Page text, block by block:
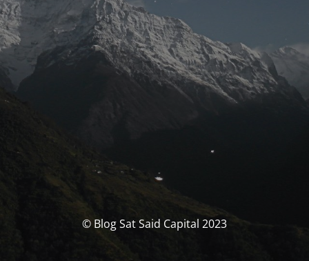
© Blog Sat Said Capital 2023